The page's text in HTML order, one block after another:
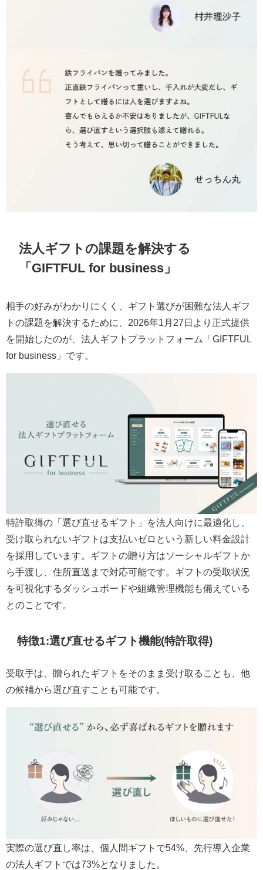
法人ギフトの課題を解決する
「GIFTFUL for business」
相手の好みがわかりにくく、ギフト選びが困難な法人ギフ
トの課題を解決するために、2026年1月27日より正式提供
を開始したのが、法人ギフトプラットフォーム「GIFTFUL
for business」です。
特許取得の「選び直せるギフト」を法人向けに最適化し、
受け取られないギフトは支払いゼロという新しい料金設計
を採用しています。ギフトの贈り方はソーシャルギフトか
ら手渡し、住所直送まで対応可能です。ギフトの受取状況
を可視化するダッシュボードや組織管理機能も備えている
とのことです。
特徴1:選び直せるギフト機能(特許取得)
受取手は、贈られたギフトをそのまま受け取ることも、他
の候補から選び直すことも可能です。
実際の選び直し率は、個人間ギフトで54%、先行導入企業
の法人ギフトでは73%となりました。